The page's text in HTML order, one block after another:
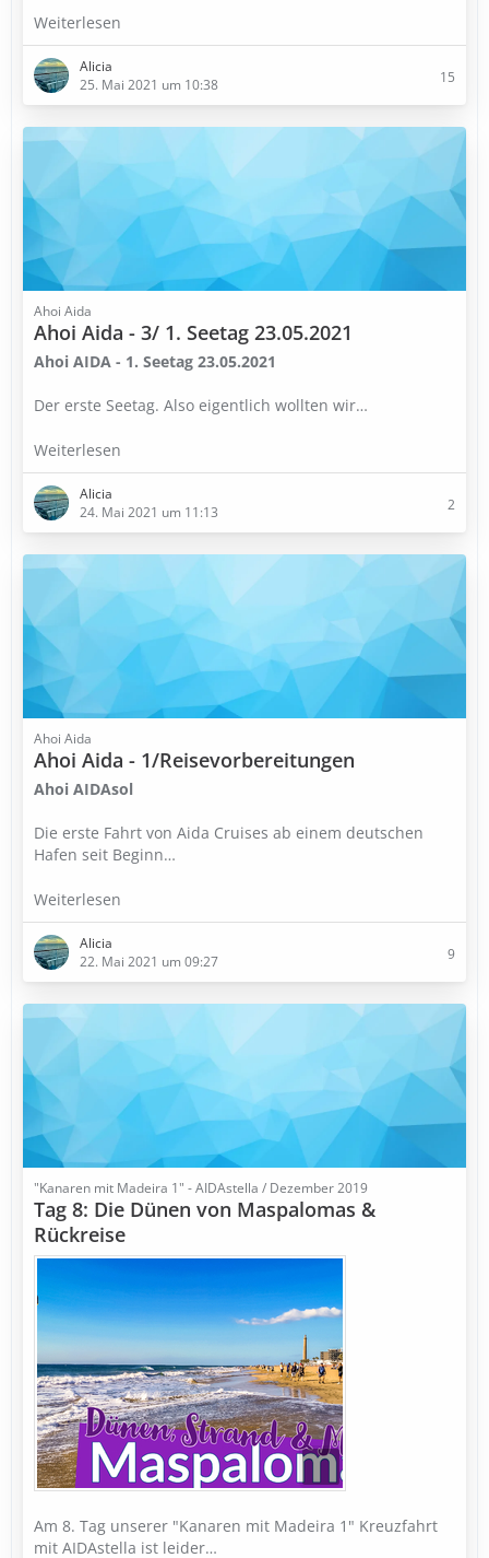
Weiterlesen
Alicia
25. Mai 2021 um 10:38
15
Ahoi Aida
Ahoi Aida - 3/ 1. Seetag 23.05.2021
Ahoi AIDA - 1. Seetag 23.05.2021
Der erste Seetag. Also eigentlich wollten wir…
Weiterlesen
Alicia
24. Mai 2021 um 11:13
2
Ahoi Aida
Ahoi Aida - 1/Reisevorbereitungen
Ahoi AIDAsol
Die erste Fahrt von Aida Cruises ab einem deutschen
Hafen seit Beginn…
Weiterlesen
Alicia
22. Mai 2021 um 09:27
9
"Kanaren mit Madeira 1" - AIDAstella / Dezember 2019
Tag 8: Die Dünen von Maspalomas &
Rückreise
Am 8. Tag unserer "Kanaren mit Madeira 1" Kreuzfahrt
mit AIDAstella ist leider…